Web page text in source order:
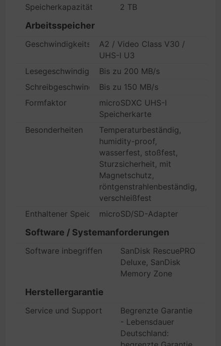
Speicherkapazität 2 TB
Arbeitsspeicher
GeschwindigkeitsklasseA2 / Video Class V30 /
UHS-I U3
LesegeschwindigkeitBis zu 200 MB/s
SchreibgeschwindigkeitBis zu 150 MB/s
Formfaktor
microSDXC UHS-I
Speicherkarte
Besonderheiten
Temperaturbeständig,
humidity-proof,
wasserfest, stoßfest,
Sturzsicherheit, mit
Magnetschutz,
röntgenstrahlenbeständig,
verschleißfest
Enthaltener SpeicheradaptermicroSD/SD-Adapter
Software / Systemanforderungen
Software inbegriffen
SanDisk RescuePRO
Deluxe, SanDisk
Memory Zone
Herstellergarantie
Service und Support
Begrenzte Garantie
- Lebensdauer
Deutschland: